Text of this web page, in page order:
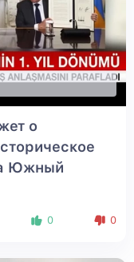
о
Южный
0 0